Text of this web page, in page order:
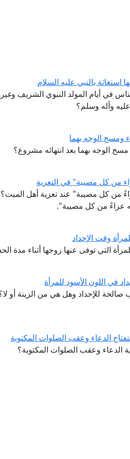
استغاثة بالنبي عليه السلام
في أيام المولد النبوي الشريف
وآله وسلم؟
ومسح الوجه بهما
مسح الوجه بهما بعد انتهائه مشروع؟
من كل مصيبة" في التعزية
من كل مصيبة" عند تعزية أهل
عزاءً من كل مصيبة".
وقت الإحداد
التي توفى عنها زوجها أثناء مدة
في اللون الأسود للمرأة
صالحة للإحداد وهل هي من الزينة أو
الدعاء وعقب الصلوات المكتوبة
الدعاء وعقب الصلوات المكتوبة؟